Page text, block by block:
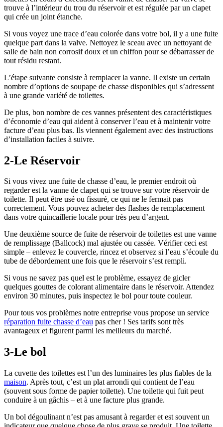
trouve à l’intérieur du trou du réservoir et est régulée par un clapet
qui crée un joint étanche.
Si vous voyez une trace d’eau colorée dans votre bol, il y a une fuite
quelque part dans la valve. Nettoyez le sceau avec un nettoyant de
salle de bain non corrosif doux et un chiffon pour se débarrasser de
tout résidu restant.
L’étape suivante consiste à remplacer la vanne. Il existe un certain
nombre d’options de soupape de chasse disponibles qui s’adressent
à une grande variété de toilettes.
De plus, bon nombre de ces vannes présentent des caractéristiques
d’économie d’eau qui aident à conserver l’eau et à maintenir votre
facture d’eau plus bas. Ils viennent également avec des instructions
d’installation faciles à suivre.
2-Le Réservoir
Si vous vivez une fuite de chasse d’eau, le premier endroit où
regarder est la vanne de clapet qui se trouve sur votre réservoir de
toilette. Il peut être usé ou fissuré, ce qui ne le fermait pas
correctement. Vous pouvez acheter des flashes de remplacement
dans votre quincaillerie locale pour très peu d’argent.
Une deuxième source de fuite de réservoir de toilettes est une vanne
de remplissage (Ballcock) mal ajustée ou cassée. Vérifier ceci est
simple – enlevez le couvercle, rincez et observez si l’eau s’écoule du
tube de débordement une fois que le réservoir s’est rempli.
Si vous ne savez pas quel est le problème, essayez de gicler
quelques gouttes de colorant alimentaire dans le réservoir. Attendez
environ 30 minutes, puis inspectez le bol pour toute couleur.
Pour tous vos problèmes notre entreprise vous propose un service
réparation fuite chasse d’eau pas cher ! Ses tarifs sont très
avantageux et figurent parmi les meilleurs du marché.
3-Le bol
La cuvette des toilettes est l’un des luminaires les plus fiables de la
maison. Après tout, c’est un plat arrondi qui contient de l’eau
(souvent sous forme de papier toilette). Une toilette qui fuit peut
conduire à un gâchis – et à une facture plus grande.
Un bol dégoulinant n’est pas amusant à regarder et est souvent un